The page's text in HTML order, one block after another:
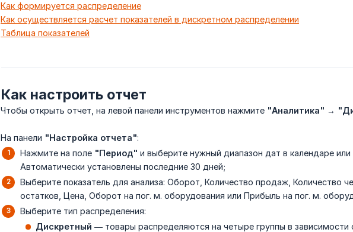
Как формируется распределение
Как осуществляется расчет показателей в дискретном распределении
Таблица показателей
Как настроить отчет
Чтобы открыть отчет, на левой панели инструментов нажмите "Аналитика" →
На панели "Настройка отчета":
Нажмите на поле "Период" и выберите нужный диапазон дат в календаре
Автоматически установлены последние 30 дней;
Выберите показатель для анализа: Оборот, Количество продаж, Количество
остатков, Цена, Оборот на пог. м. оборудования или Прибыль на пог. м.
Выберите тип распределения:
Дискретный — товары распределяются на четыре группы в зависимости